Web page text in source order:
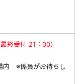
クーポン割引前の
してクーポン割引
したクーポンの返
により旅行を中止
ご利用いただけま
終受付 21：00）
※係員がお待ちし